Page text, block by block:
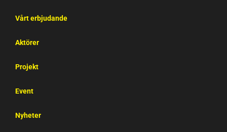
Vårt erbjudande
Aktörer
Projekt
Event
Nyheter